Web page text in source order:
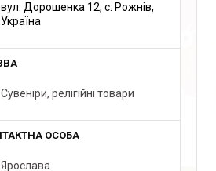
вул. Дорошенка 12, с. Рожнів,
Україна
Сувеніри, релігійні товари
Ярослава